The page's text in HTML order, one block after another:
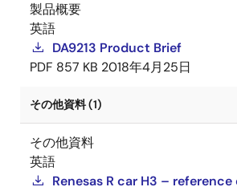
製品概要
英語
DA9213 Product Brief
PDF 857 KB 2018年4月25日
その他資料 (1)
その他資料
英語
Renesas R car H3 –